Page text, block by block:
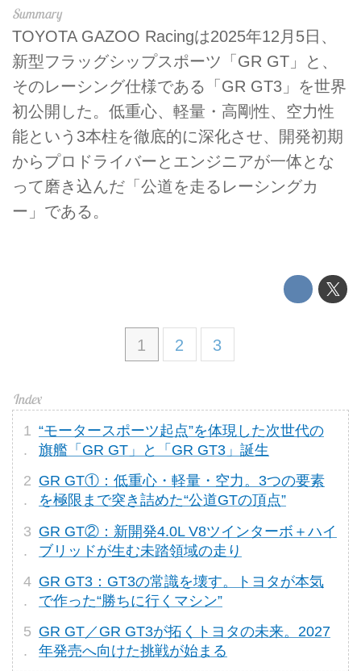
TOYOTA GAZOO Racingは2025年12月5日、
新型フラッグシップスポーツ「GR GT」と、
そのレーシング仕様である「GR GT3」を世界
初公開した。低重心、軽量・高剛性、空力性
能という3本柱を徹底的に深化させ、開発初期
からプロドライバーとエンジニアが一体とな
って磨き込んだ「公道を走るレーシングカ
ー」である。
1 2 3
“モータースポーツ起点”を体現した次世代の
旗艦「GR GT」と「GR GT3」誕生
GR GT①：低重心・軽量・空力。3つの要素
を極限まで突き詰めた“公道GTの頂点”
GR GT②：新開発4.0L V8ツインターボ＋ハイ
ブリッドが生む未踏領域の走り
GR GT3：GT3の常識を壊す。トヨタが本気
で作った“勝ちに行くマシン”
GR GT／GR GT3が拓くトヨタの未来。2027
年発売へ向けた挑戦が始まる